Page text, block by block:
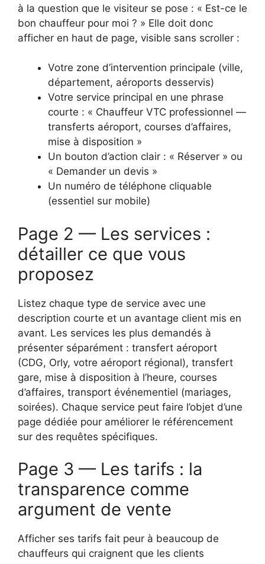
à la question que le visiteur se pose : « Est-ce le
bon chauffeur pour moi ? » Elle doit donc
afficher en haut de page, visible sans scroller :
Votre zone d’intervention principale (ville,
département, aéroports desservis)
Votre service principal en une phrase
courte : « Chauffeur VTC professionnel —
transferts aéroport, courses d’affaires,
mise à disposition »
Un bouton d’action clair : « Réserver » ou
« Demander un devis »
Un numéro de téléphone cliquable
(essentiel sur mobile)
Page 2 — Les services :
détailler ce que vous
proposez
Listez chaque type de service avec une
description courte et un avantage client mis en
avant. Les services les plus demandés à
présenter séparément : transfert aéroport
(CDG, Orly, votre aéroport régional), transfert
gare, mise à disposition à l’heure, courses
d’affaires, transport événementiel (mariages,
soirées). Chaque service peut faire l’objet d’une
page dédiée pour améliorer le référencement
sur des requêtes spécifiques.
Page 3 — Les tarifs : la
transparence comme
argument de vente
Afficher ses tarifs fait peur à beaucoup de
chauffeurs qui craignent que les clients